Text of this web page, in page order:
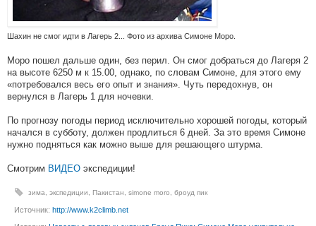
Шахин не смог идти в Лагерь 2... Фото из архива Симоне Моро.
Моро пошел дальше один, без перил. Он смог добраться до Лагеря 2
на высоте 6250 м к 15.00, однако, по словам Симоне, для этого ему
«потребовался весь его опыт и знания». Чуть передохнув, он
вернулся в Лагерь 1 для ночевки.
По прогнозу погоды период исключительно хорошей погоды, который
начался в субботу, должен продлиться 6 дней. За это время Симоне
нужно подняться как можно выше для решающего штурма.
Смотрим ВИДЕО экспедиции!
зима экспедиции Пакистан simone moro броуд пик
Источник: http://www.k2climb.net